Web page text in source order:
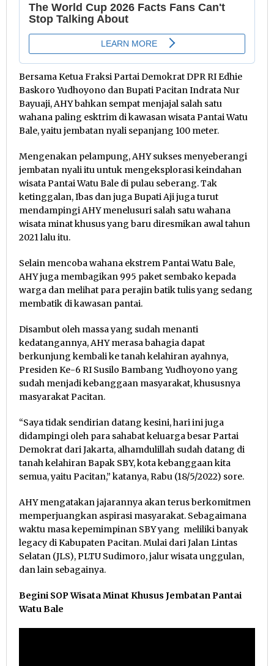
Bersama Ketua Fraksi Partai Demokrat DPR RI Edhie
Baskoro Yudhoyono dan Bupati Pacitan Indrata Nur
Bayuaji, AHY bahkan sempat menjajal salah satu
wahana paling esktrim di kawasan wisata Pantai Watu
Bale, yaitu jembatan nyali sepanjang 100 meter.
Mengenakan pelampung, AHY sukses menyeberangi
jembatan nyali itu untuk mengeksplorasi keindahan
wisata Pantai Watu Bale di pulau seberang. Tak
ketinggalan, Ibas dan juga Bupati Aji juga turut
mendampingi AHY menelusuri salah satu wahana
wisata minat khusus yang baru diresmikan awal tahun
2021 lalu itu.
Selain mencoba wahana ekstrem Pantai Watu Bale,
AHY juga membagikan 995 paket sembako kepada
warga dan melihat para perajin batik tulis yang sedang
membatik di kawasan pantai.
Disambut oleh massa yang sudah menanti
kedatangannya, AHY merasa bahagia dapat
berkunjung kembali ke tanah kelahiran ayahnya,
Presiden Ke-6 RI Susilo Bambang Yudhoyono yang
sudah menjadi kebanggaan masyarakat, khususnya
masyarakat Pacitan.
“Saya tidak sendirian datang kesini, hari ini juga
didampingi oleh para sahabat keluarga besar Partai
Demokrat dari Jakarta, alhamdulillah sudah datang di
tanah kelahiran Bapak SBY, kota kebanggaan kita
semua, yaitu Pacitan,” katanya, Rabu (18/5/2022) sore.
AHY mengatakan jajarannya akan terus berkomitmen
memperjuangkan aspirasi masyarakat. Sebagaimana
waktu masa kepemimpinan SBY yang meliliki banyak
legacy di Kabupaten Pacitan. Mulai dari Jalan Lintas
Selatan (JLS), PLTU Sudimoro, jalur wisata unggulan,
dan lain sebagainya.
Begini SOP Wisata Minat Khusus Jembatan Pantai
Watu Bale